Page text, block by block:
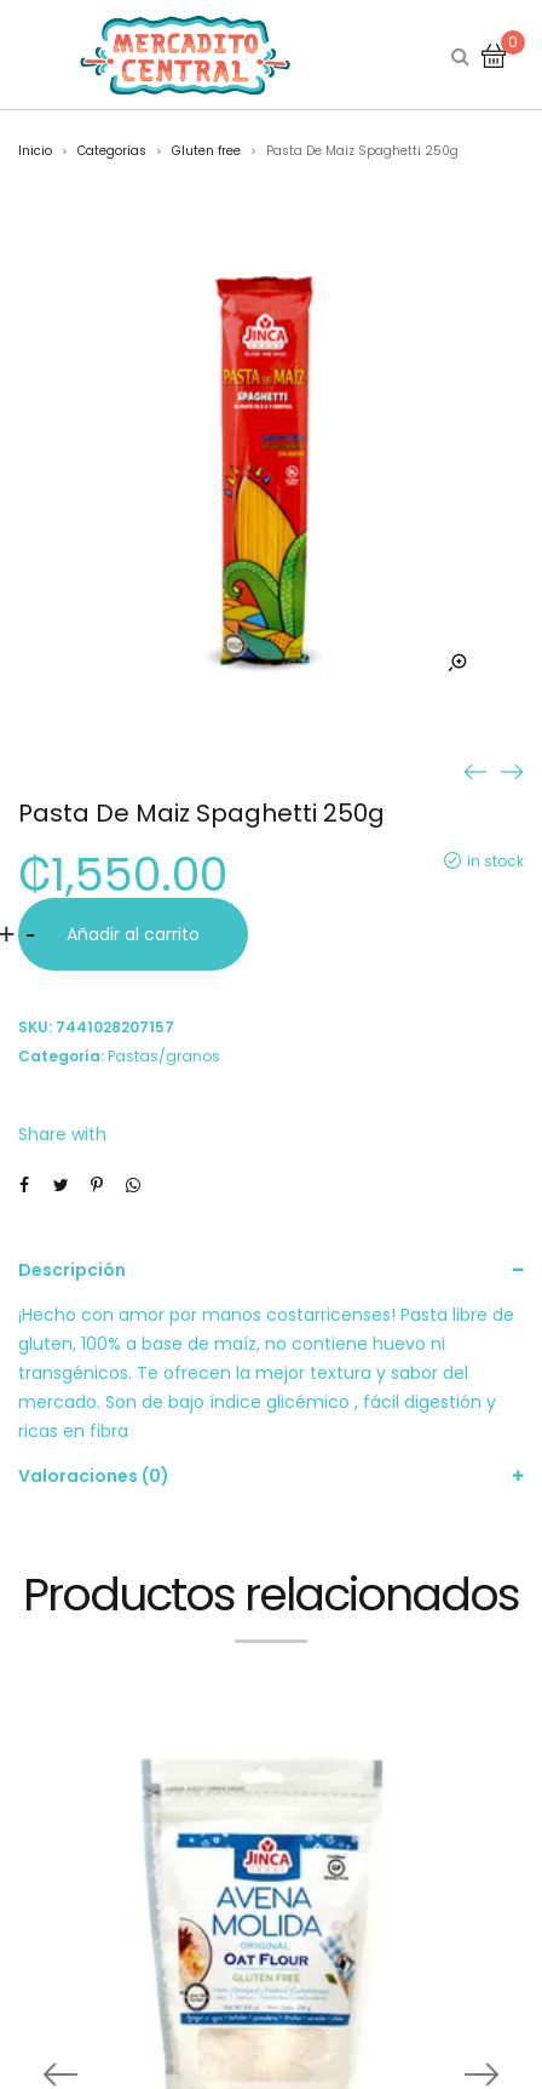
0
Inicio > Categorías > Gluten free > Pasta De Maiz Spaghetti 250g
Pasta De Maiz Spaghetti 250g
in stock
₡1,550.00
-
Pasta
De
Spaghetti
cantidad
Añadir al carrito
SKU: 7441028207157
Categoría:Pastas/granos
Share with
Descripción
¡Hecho con amor por manos costarricenses! Pasta libre de
gluten, 100% a base de maíz, no contiene huevo ni
transgénicos. Te ofrecen la mejor textura y sabor del
mercado. Son de bajo índice glicémico , fácil digestión y
ricas en fibra
Valoraciones (0)
Productos relacionados